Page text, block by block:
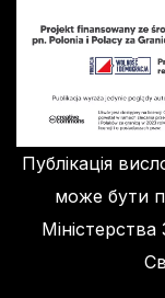
Публікація
може бути